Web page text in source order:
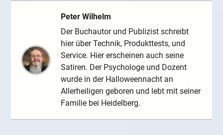
Peter Wilhelm
Der Buchautor und Publizist schreibt
hier über Technik, Produkttests, und
Service. Hier erscheinen auch seine
Satiren. Der Psychologe und Dozent
wurde in der Halloweennacht an
Allerheiligen geboren und lebt mit seiner
Familie bei Heidelberg.